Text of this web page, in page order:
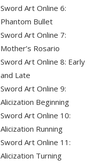
Sword Art Online 6:
Phantom Bullet
Sword Art Online 7:
Mother’s Rosario
Sword Art Online 8: Early
and Late
Sword Art Online 9:
Alicization Beginning
Sword Art Online 10:
Alicization Running
Sword Art Online 11:
Alicization Turning